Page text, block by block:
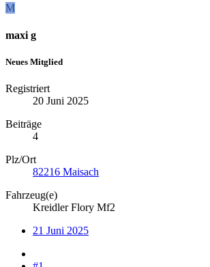
M
maxi g
Neues Mitglied
Registriert
20 Juni 2025
Beiträge
4
Plz/Ort
82216 Maisach
Fahrzeug(e)
Kreidler Flory Mf2
21 Juni 2025